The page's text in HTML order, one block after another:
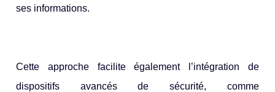
ses informations.
Cette approche facilite également l’intégration de
dispositifs avancés de sécurité, comme